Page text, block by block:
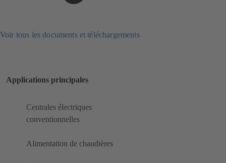
Voir tous les documents et téléchargements
Applications principales
Centrales électriques
conventionnelles
Alimentation de chaudières